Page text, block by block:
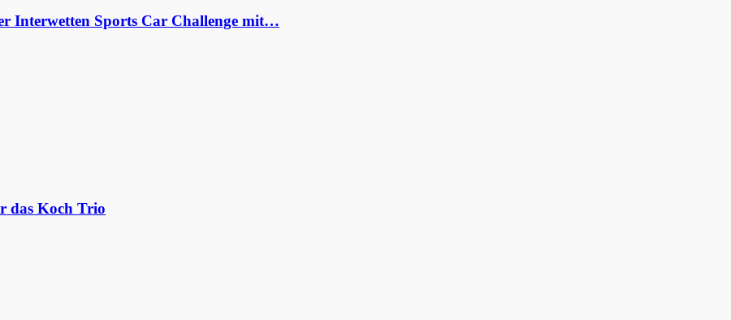
Interwetten Sports Car Challenge mit…
das Koch Trio